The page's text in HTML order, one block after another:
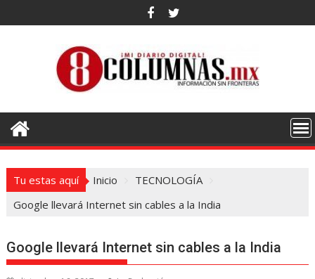
al
Tu estas aquí Inicio
TECNOLOGÍA
Google llevará Internet sin cables a la India
Google llevará Internet sin cables a la India